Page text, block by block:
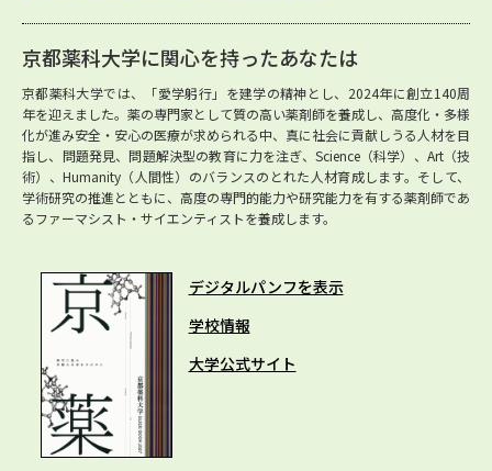
京都薬科大学に関心を持ったあなたは
京都薬科大学では、「愛学躬行」を建学の精神とし、2024年に創立140周
年を迎えました。薬の専門家として質の高い薬剤師を養成し、高度化・多様
化が進み安全・安心の医療が求められる中、真に社会に貢献しうる人材を目
指し、問題発見、問題解決型の教育に力を注ぎ、Science（科学）、Art（技
術）、Humanity（人間性）のバランスのとれた人材育成します。そして、
学術研究の推進とともに、高度の専門的能力や研究能力を有する薬剤師であ
るファーマシスト・サイエンティストを養成します。
デジタルパンフを表示
学校情報
大学公式サイト